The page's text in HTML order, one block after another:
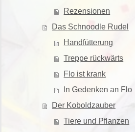
Rezensionen
Das Schnoodle Rudel
Handfütterung
Treppe rückwärts
Flo ist krank
In Gedenken an Flo
Der Koboldzauber
Tiere und Pflanzen